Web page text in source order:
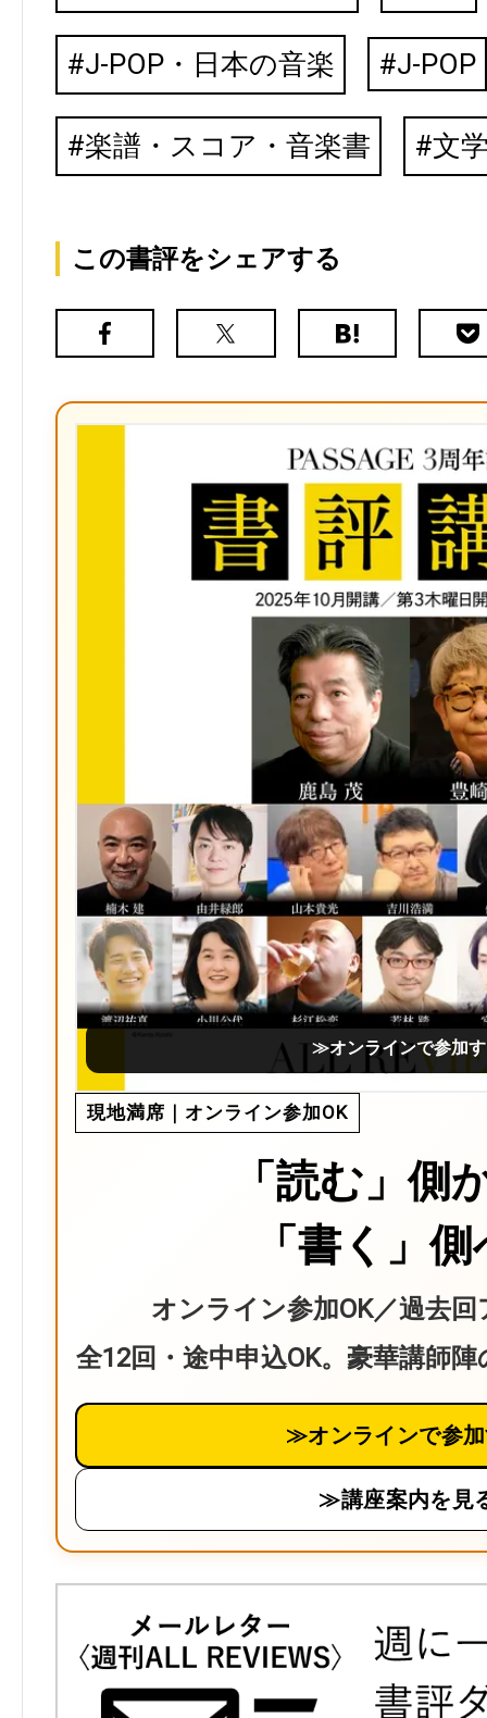
J-POP・日本の音楽 J-POP
楽譜・スコア・音楽書 文
この書評をシェアする
Facebook
X（旧
は
ク
マ
ー
ク
≫オンラインで参加
現地満席｜オンライン参加OK
「読む」側
「書く」
オンライン参加OK／過去
全12回・途中申込OK。豪華講師
≫オンラインで参
≫講座案内を見